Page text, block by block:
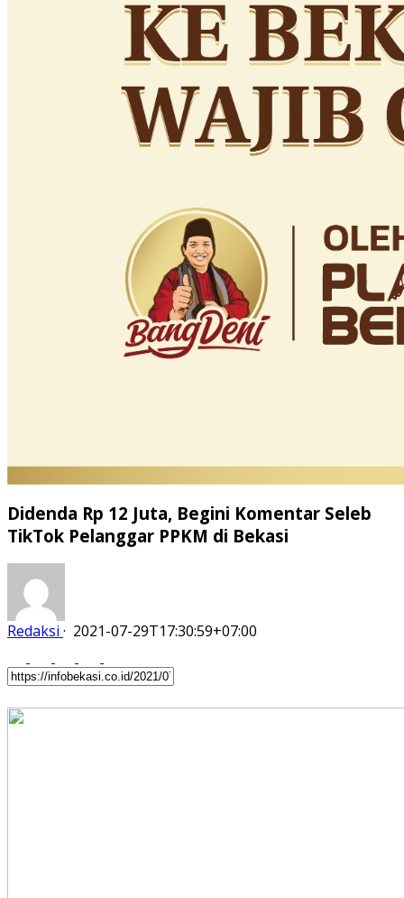
Didenda Rp 12 Juta, Begini Komentar Seleb
TikTok Pelanggar PPKM di Bekasi
Redaksi · 2021-07-29T17:30:59+07:00